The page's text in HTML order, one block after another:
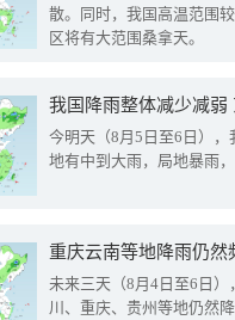
散。同时，我国高温范围
区将有大范围桑拿天。
我国降雨整体减少减弱
今明天（8月5日至6日）
地有中到大雨，局地暴雨
重庆云南等地降雨仍然
未来三天（8月4日至6日
川、重庆、贵州等地仍然